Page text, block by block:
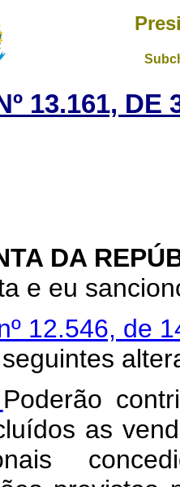
13.161, DE
DA
e eu
12.546, de
Poderão
as